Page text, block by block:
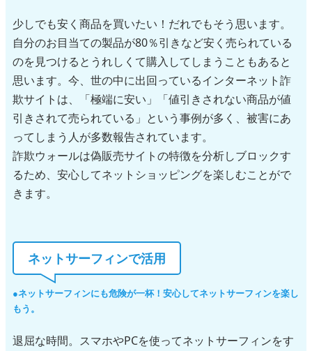
少しでも安く商品を買いたい！だれでもそう思います。
自分のお目当ての製品が80％引きなど安く売られている
のを見つけるとうれしくて購入してしまうこともあると
思います。今、世の中に出回っているインターネット詐
欺サイトは、「極端に安い」「値引きされない商品が値
引きされて売られている」という事例が多く、被害にあ
ってしまう人が多数報告されています。
詐欺ウォールは偽販売サイトの特徴を分析しブロックす
るため、安心してネットショッピングを楽しむことがで
きます。
ネットサーフィンで活用
ネットサーフィンにも危険が一杯！安心してネットサーフィンを楽し
もう。
退屈な時間。スマホやPCを使ってネットサーフィンをす